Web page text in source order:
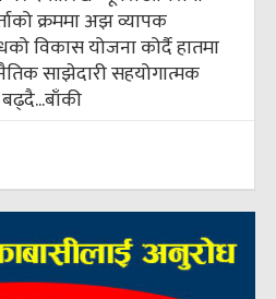
क्रममा अझ व्यापक
विकास योजना कोर्दै हातमा
साझेदारी सहयोगात्मक
बाँकी